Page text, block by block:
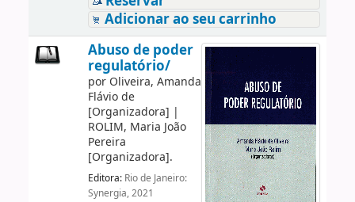
Adicionar ao seu carrinho
Abuso de poder
regulatório/
por Oliveira, Amanda
Flávio de
[Organizadora] |
ROLIM, Maria João
Pereira
[Organizadora].
Editora: Rio de Janeiro:
Synergia, 2021